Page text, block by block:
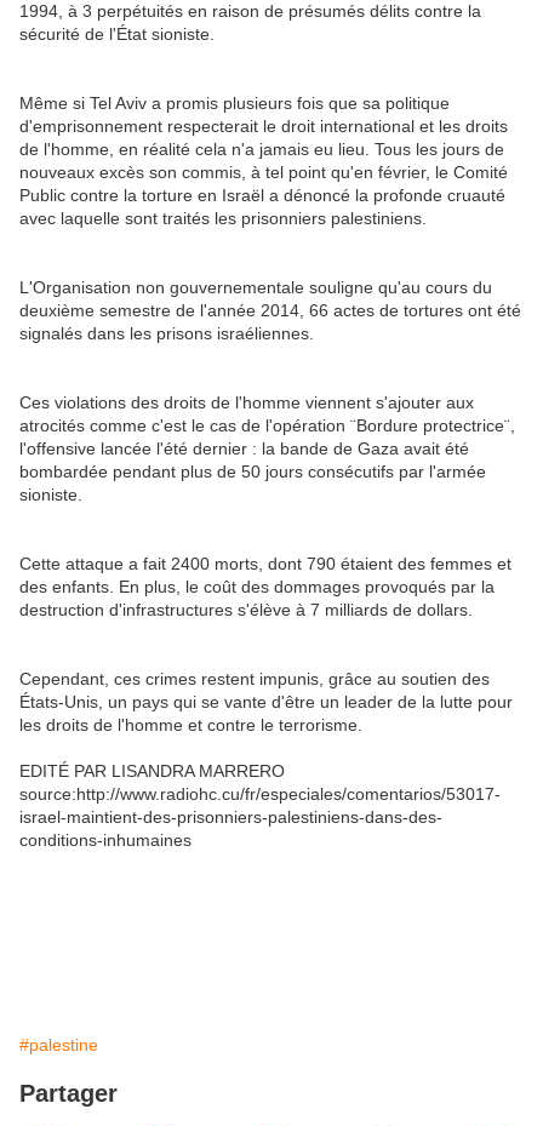
1994, à 3 perpétuités en raison de présumés délits contre la
sécurité de l'État sioniste.
Même si Tel Aviv a promis plusieurs fois que sa politique
d'emprisonnement respecterait le droit international et les droits
de l'homme, en réalité cela n'a jamais eu lieu. Tous les jours de
nouveaux excès son commis, à tel point qu'en février, le Comité
Public contre la torture en Israël a dénoncé la profonde cruauté
avec laquelle sont traités les prisonniers palestiniens.
L'Organisation non gouvernementale souligne qu'au cours du
deuxième semestre de l'année 2014, 66 actes de tortures ont été
signalés dans les prisons israéliennes.
Ces violations des droits de l'homme viennent s'ajouter aux
atrocités comme c'est le cas de l'opération ¨Bordure protectrice¨,
l'offensive lancée l'été dernier : la bande de Gaza avait été
bombardée pendant plus de 50 jours consécutifs par l'armée
sioniste.
Cette attaque a fait 2400 morts, dont 790 étaient des femmes et
des enfants. En plus, le coût des dommages provoqués par la
destruction d'infrastructures s'élève à 7 milliards de dollars.
Cependant, ces crimes restent impunis, grâce au soutien des
États-Unis, un pays qui se vante d'être un leader de la lutte pour
les droits de l'homme et contre le terrorisme.
EDITÉ PAR LISANDRA MARRERO
source:http://www.radiohc.cu/fr/especiales/comentarios/53017-
israel-maintient-des-prisonniers-palestiniens-dans-des-
conditions-inhumaines
#palestine
Partager